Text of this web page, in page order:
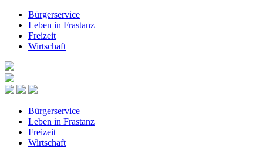
Bürgerservice
Leben in Frastanz
Freizeit
Wirtschaft
Bürgerservice
Leben in Frastanz
Freizeit
Wirtschaft